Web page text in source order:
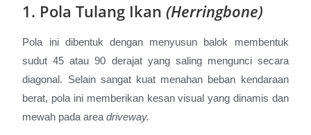
1. Pola Tulang Ikan(Herringbone)
Pola ini dibentuk dengan menyusun balok membentuk
sudut 45 atau 90 derajat yang saling mengunci secara
diagonal. Selain sangat kuat menahan beban kendaraan
berat, pola ini memberikan kesan visual yang dinamis dan
mewah pada areadriveway.